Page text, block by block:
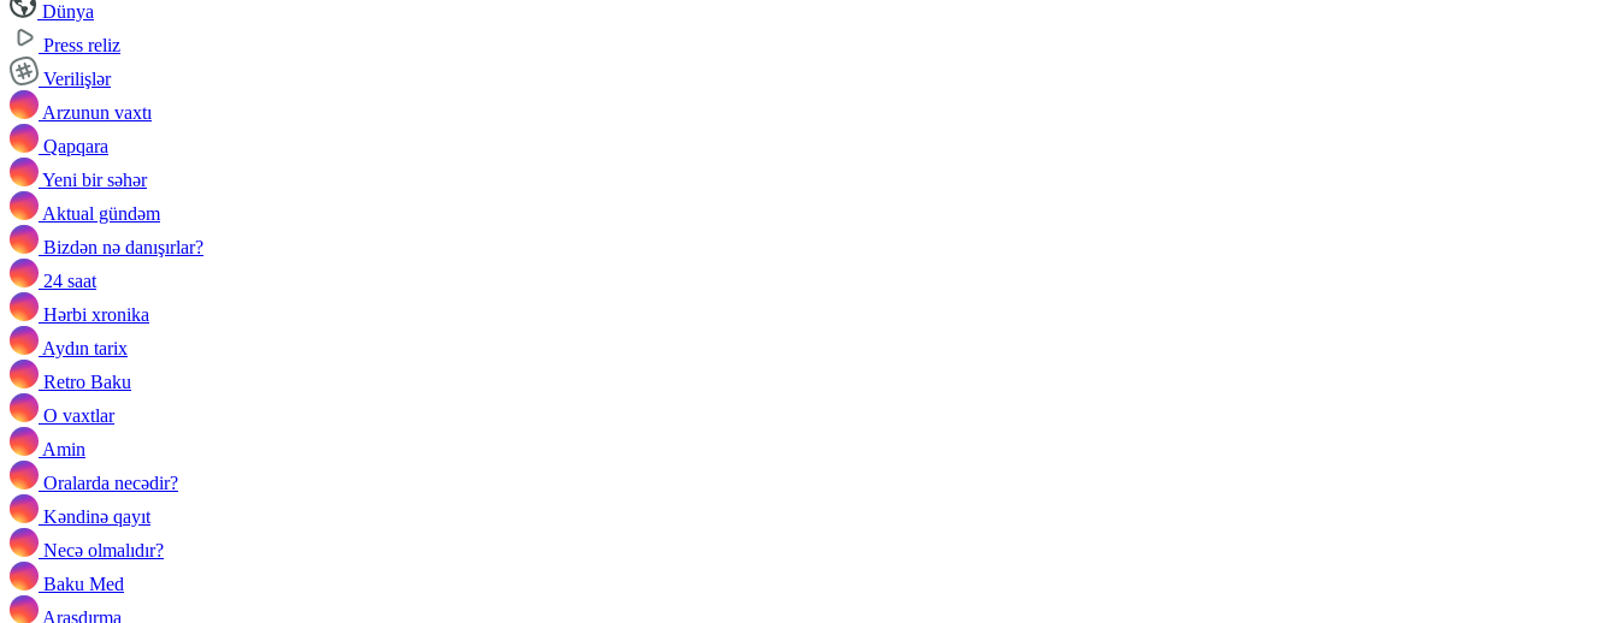
Dünya
Press reliz
Verilişlər
Arzunun vaxtı
Qapqara
Yeni bir səhər
Aktual gündəm
Bizdən nə danışırlar?
24 saat
Hərbi xronika
Aydın tarix
Retro Baku
O vaxtlar
Amin
Oralarda necədir?
Kəndinə qayıt
Necə olmalıdır?
Baku Med
Araşdırma